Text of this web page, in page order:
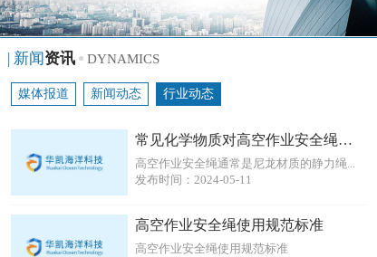
| 新闻资讯 DYNAMICS
媒体报道 新闻动态 行业动态
常见化学物质对高空作业安全绳的影响
高空作业安全绳通常是尼龙材质的静力绳...
发布时间：2024-05-11
高空作业安全绳使用规范标准
高空作业安全绳使用规范标准